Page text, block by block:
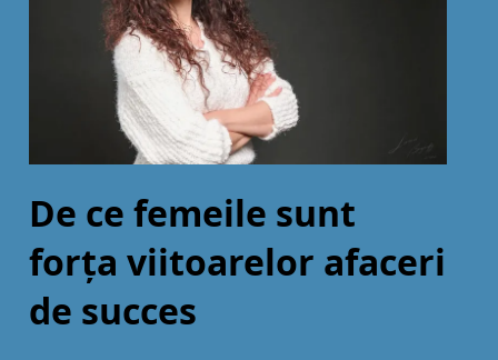
De ce femeile sunt
forţa viitoarelor afaceri
de succes